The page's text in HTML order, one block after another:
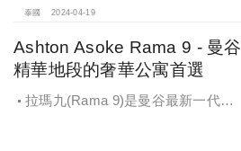
泰國 2024-04-19
Ashton Asoke Rama 9 - 曼谷
精華地段的奢華公寓首選
拉瑪九(Rama 9)是曼谷最新一代